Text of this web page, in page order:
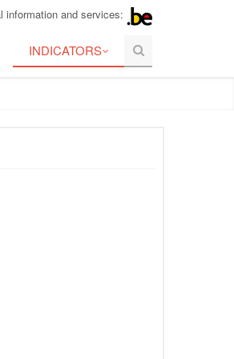
information and services:
INDICATORS